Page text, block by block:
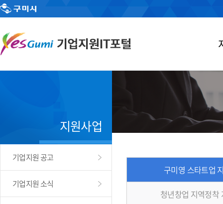
지원사업
기업지원 공고
기업지원 소식
구미영 스타트업
청년창업 지역정착